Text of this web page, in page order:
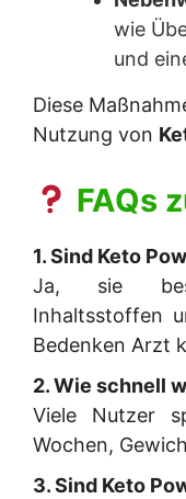
wie
und
Diese
Nutzung von
FAQs
1. Sind Keto
Ja, sie
Inhaltsstoffen
Bedenken Arzt
2. Wie schnell
Viele Nutzer
Wochen,
3. Sind Keto